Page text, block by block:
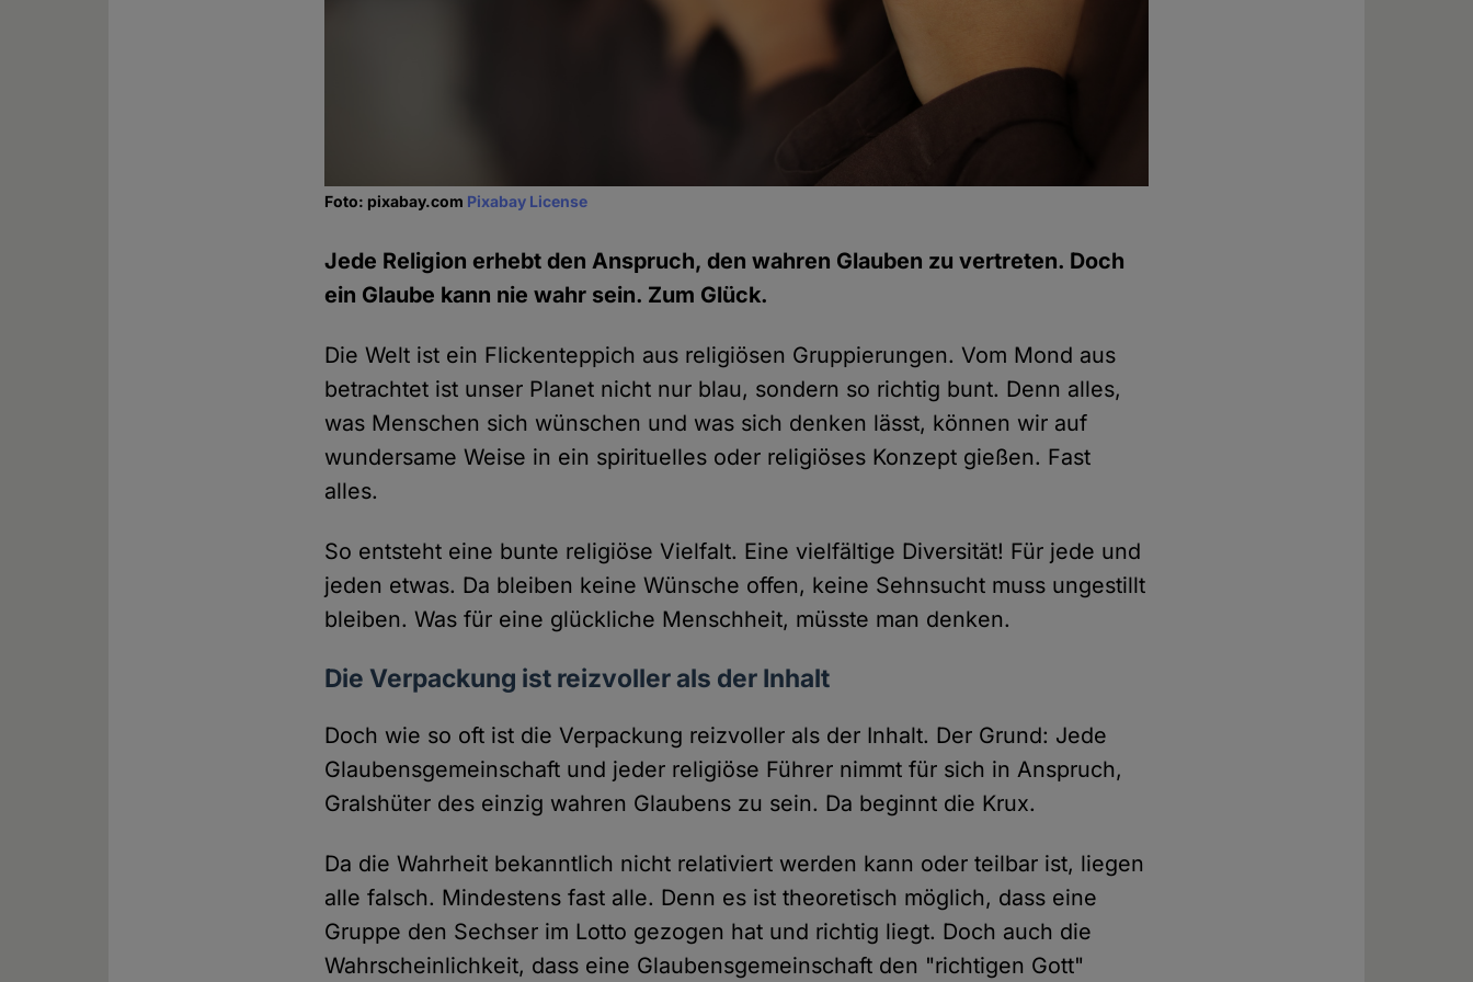
Foto: pixabay.com Pixabay License
Jede Religion erhebt den Anspruch, den wahren Glauben zu vertreten. Doch
ein Glaube kann nie wahr sein. Zum Glück.
Die Welt ist ein Flickenteppich aus religiösen Gruppierungen. Vom Mond aus
betrachtet ist unser Planet nicht nur blau, sondern so richtig bunt. Denn alles,
was Menschen sich wünschen und was sich denken lässt, können wir auf
wundersame Weise in ein spirituelles oder religiöses Konzept gießen. Fast
alles.
So entsteht eine bunte religiöse Vielfalt. Eine vielfältige Diversität! Für jede und
jeden etwas. Da bleiben keine Wünsche offen, keine Sehnsucht muss ungestillt
bleiben. Was für eine glückliche Menschheit, müsste man denken.
Die Verpackung ist reizvoller als der Inhalt
Doch wie so oft ist die Verpackung reizvoller als der Inhalt. Der Grund: Jede
Glaubensgemeinschaft und jeder religiöse Führer nimmt für sich in Anspruch,
Gralshüter des einzig wahren Glaubens zu sein. Da beginnt die Krux.
Da die Wahrheit bekanntlich nicht relativiert werden kann oder teilbar ist, liegen
alle falsch. Mindestens fast alle. Denn es ist theoretisch möglich, dass eine
Gruppe den Sechser im Lotto gezogen hat und richtig liegt. Doch auch die
Wahrscheinlichkeit, dass eine Glaubensgemeinschaft den "richtigen Gott"